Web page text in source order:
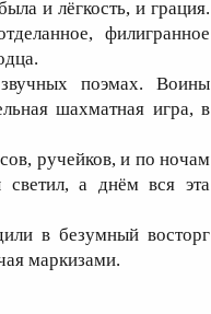
и лёгкость, и грация.
филигранное
поэмах. Воины
шахматная игра, в
ручейков, и по ночам
а днём вся эта
в безумный восторг
маркизами.